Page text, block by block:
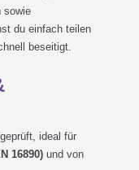
sowie
du einfach teilen
beseitigt.
ideal für
16890) und von